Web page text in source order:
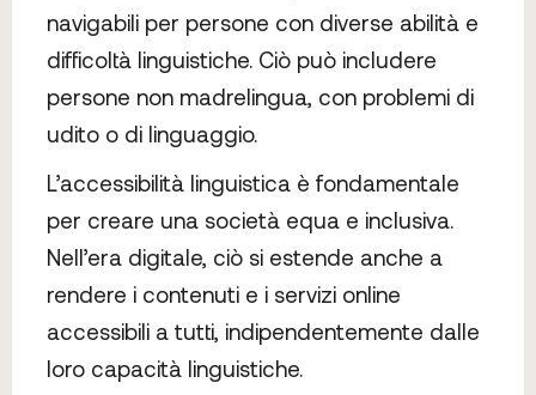
navigabili per persone con diverse abilità e
difficoltà linguistiche. Ciò può includere
persone non madrelingua, con problemi di
udito o di linguaggio.
L’accessibilità linguistica è fondamentale
per creare una società equa e inclusiva.
Nell’era digitale, ciò si estende anche a
rendere i contenuti e i servizi online
accessibili a tutti, indipendentemente dalle
loro capacità linguistiche.